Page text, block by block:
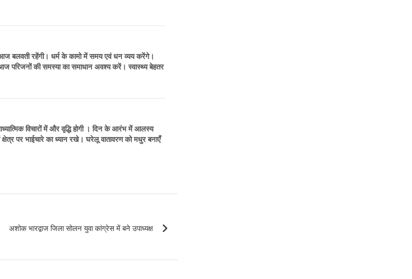
बलवती रहेंगी। धर्म के कामो में समय एवं धन व्यय करेंगे।
परिजनों की समस्या का समाधान अवश्य करें। स्वास्थ्य बेहतर
विचारों में और वृद्धि होगी । दिन के आरंभ में आलस्य
पर भाईचारे का ध्यान रखे। घरेलू वातावरण को मधुर बनाएँ
अशोक भारद्वाज जिला सोलन युवा कांग्रेस में बने उपाध्यक्ष